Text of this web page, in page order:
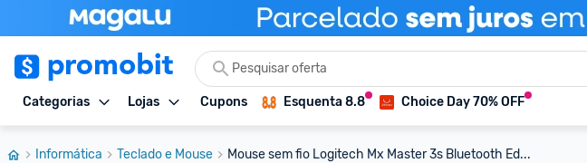
Categorias Lojas Cupons Esquenta 8.8 Choice Day 70% OFF
Informática Teclado e Mouse Mouse sem fio Logitech Mx Master 3s Bluetooth Ed...